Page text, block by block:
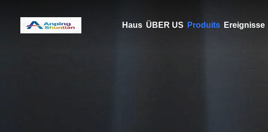
Haus ÜBER US Produits Ereignisse